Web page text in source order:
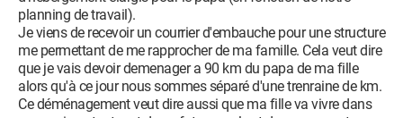
planning de travail).
Je viens de recevoir un courrier d'embauche pour une structure
me permettant de me rapprocher de ma famille. Cela veut dire
que je vais devoir demenager a 90 km du papa de ma fille
alors qu'à ce jour nous sommes séparé d'une trenraine de km.
Ce déménagement veut dire aussi que ma fille va vivre dans